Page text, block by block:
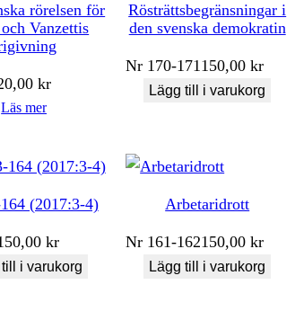
rörelsen för
Vanzettis
kr
Läs mer
Rösträttsbegränsningar i
den svenska demokratin
Nr 170-171150,00kr
Lägg till i varukorg
(2017:3-4)
kr
till i varukorg
Arbetaridrott
Nr 161-162150,00kr
Lägg till i varukorg